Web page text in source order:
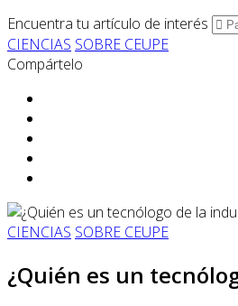
Encuentra tu artículo de interés
CIENCIAS SOBRE CEUPE
Compártelo
CIENCIAS SOBRE CEUPE
¿Quién es un